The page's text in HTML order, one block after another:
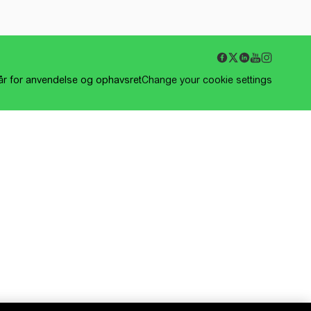
for anvendelse og ophavsretChange your cookie settings